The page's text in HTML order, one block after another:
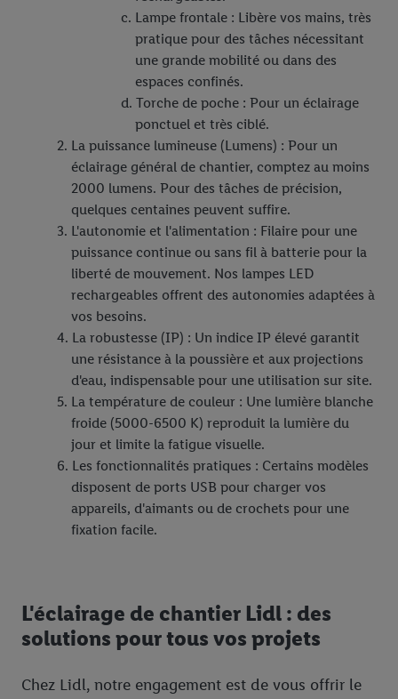
Lampe frontale : Libère vos mains, très
pratique pour des tâches nécessitant
une grande mobilité ou dans des
espaces confinés.
Torche de poche : Pour un éclairage
ponctuel et très ciblé.
La puissance lumineuse (Lumens) : Pour un
éclairage général de chantier, comptez au moins
2000 lumens. Pour des tâches de précision,
quelques centaines peuvent suffire.
L'autonomie et l'alimentation : Filaire pour une
puissance continue ou sans fil à batterie pour la
liberté de mouvement. Nos lampes LED
rechargeables offrent des autonomies adaptées à
vos besoins.
La robustesse (IP) : Un indice IP élevé garantit
une résistance à la poussière et aux projections
d'eau, indispensable pour une utilisation sur site.
La température de couleur : Une lumière blanche
froide (5000-6500 K) reproduit la lumière du
jour et limite la fatigue visuelle.
Les fonctionnalités pratiques : Certains modèles
disposent de ports USB pour charger vos
appareils, d'aimants ou de crochets pour une
fixation facile.
L'éclairage de chantier Lidl : des
solutions pour tous vos projets
Chez Lidl, notre engagement est de vous offrir le